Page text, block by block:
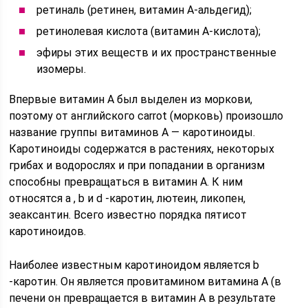
ретиналь (ретинен, витамин А-альдегид);
ретинолевая кислота (витамин А-кислота);
эфиры этих веществ и их пространственные
изомеры.
Впервые витамин А был выделен из моркови,
поэтому от английского carrot (морковь) произошло
название группы витаминов А — каротиноиды.
Каротиноиды содержатся в растениях, некоторых
грибах и водорослях и при попадании в организм
способны превращаться в витамин А. К ним
относятся a , b и d -каротин, лютеин, ликопен,
зеаксантин. Всего известно порядка пятисот
каротиноидов.
Наиболее известным каротиноидом является b
-каротин. Он является провитамином витамина А (в
печени он превращается в витамин А в результате